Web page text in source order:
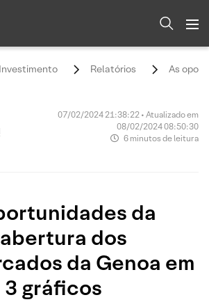
Relatórios As
07/02/2024 21:38:22 • Atualizado em
08/02/2024 08:50:30
6 minutos de leitura
da
dos
da Genoa em
3 gráficos